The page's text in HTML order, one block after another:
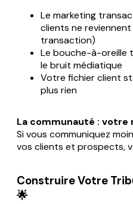
Le marketing
clients ne
transaction)
Le bouche-à-oreille
le bruit médiatique
Votre fichier client
plus rien
La communauté :
Si vous communiquez
vos clients et prospects,
Construire Votre
🌟